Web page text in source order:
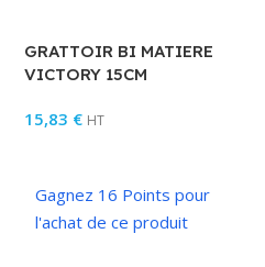
GRATTOIR BI MATIERE
VICTORY 15CM
15,83 € HT
Gagnez 16 Points pour
l'achat de ce produit